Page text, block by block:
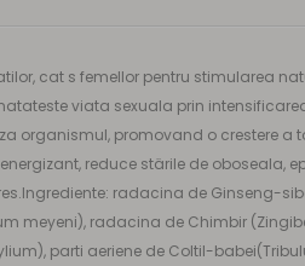
cat s femellor pentru stimularea
viata sexuala prin
organismul, promovand o crestere a
reduce stärile de oboseala,
radacina de Ginseng-
meyeni), radacina de Chimbir
parti aeriene de Coltil-